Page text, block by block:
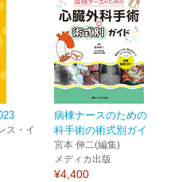
ス・イ
病棟ナースのための 心臓外
科手術の術式別ガイド
宮本 伸二(編集)
メディカ出版
¥4,400